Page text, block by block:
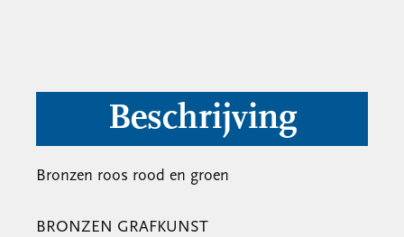
Beschrijving
Bronzen roos rood en groen
BRONZEN GRAFKUNST